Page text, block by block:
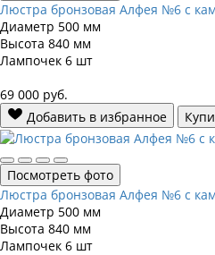
Люстра бронзовая Алфея №6 с
Диаметр 500 мм
Высота 840 мм
Лампочек 6 шт
69 000 руб.
Добавить в избранное
Посмотреть фото
Люстра бронзовая Алфея №6 с
Диаметр 500 мм
Высота 840 мм
Лампочек 6 шт